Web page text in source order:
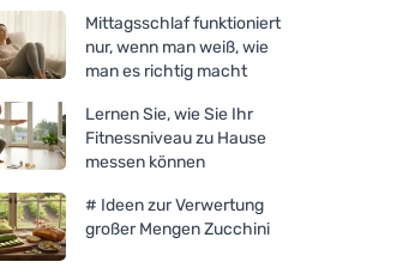
Mittagsschlaf funktioniert
nur, wenn man weiß, wie
man es richtig macht
Lernen Sie, wie Sie Ihr
Fitnessniveau zu Hause
messen können
# Ideen zur Verwertung
großer Mengen Zucchini